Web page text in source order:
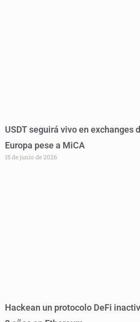
USDT seguirá vivo en exchanges
Europa pese a MiCA
15 de junio de 2026
Hackean un protocolo DeFi